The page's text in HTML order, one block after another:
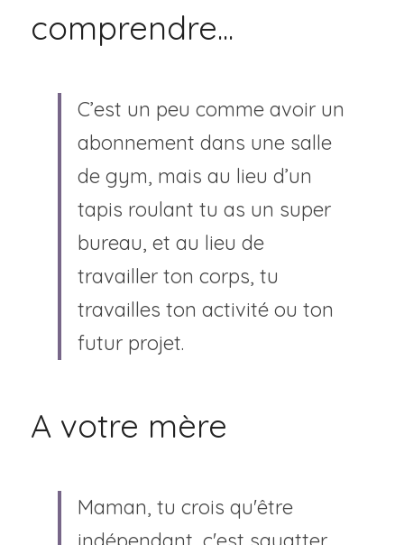
comprendre...
C’est un peu comme avoir un
abonnement dans une salle
de gym, mais au lieu d’un
tapis roulant tu as un super
bureau, et au lieu de
travailler ton corps, tu
travailles ton activité ou ton
futur projet.
A votre mère
Maman, tu crois qu'être